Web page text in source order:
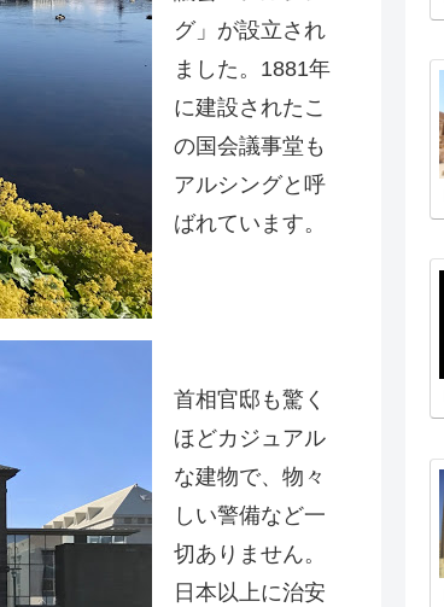
グ」が設立され
ました。1881年
に建設されたこ
の国会議事堂も
アルシングと呼
ばれています。
首相官邸も驚く
ほどカジュアル
な建物で、物々
しい警備など一
切ありません。
日本以上に治安